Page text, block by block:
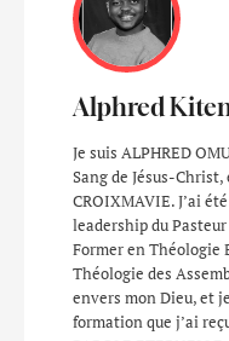
Alphred
Je suis ALPHRED
Sang de Jésus-
CROIXMAVIE. J’ai
leadership du
Former en Théologie
Théologie des
envers mon Dieu, et
formation que j’ai